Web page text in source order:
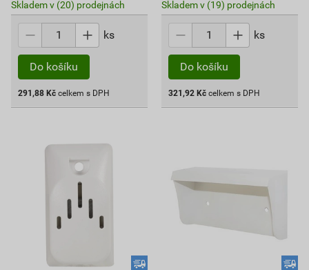
Skladem v (20) prodejnách
ks
Do košíku
291,88 Kč celkem s DPH
Skladem v (19) prodejnách
ks
Do košíku
321,92 Kč celkem s DPH